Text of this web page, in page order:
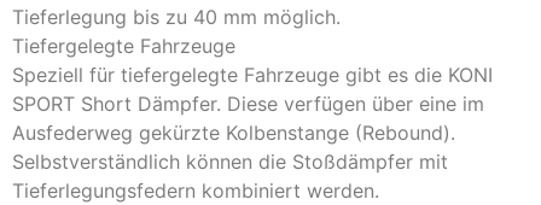
Tieferlegung bis zu 40 mm möglich.
Tiefergelegte Fahrzeuge
Speziell für tiefergelegte Fahrzeuge gibt es die KONI
SPORT Short Dämpfer. Diese verfügen über eine im
Ausfederweg gekürzte Kolbenstange (Rebound).
Selbstverständlich können die Stoßdämpfer mit
Tieferlegungsfedern kombiniert werden.